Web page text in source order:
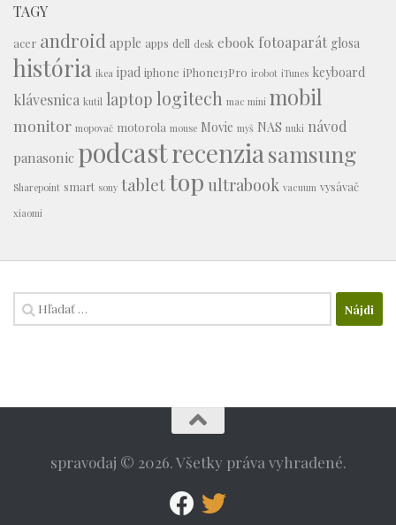
TAGY
acer android apple apps dell desk ebook fotoaparát glosa
história ikea ipad iphone iPhone13Pro irobot iTunes keyboard
klávesnica kutil laptop logitech mac mini mobil
monitor mopovač motorola mouse Movie myš NAS nuki návod
panasonic podcastrecenziasamsung
Sharepoint smart sony tablettop ultrabook vacuum vysávač
xiaomi
Hľadať:
spravodaj © 2026. Všetky práva vyhradené.